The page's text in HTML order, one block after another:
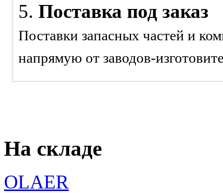
5. Поставка под заказ
Поставки запасных частей и
напрямую от заводов-
На складе
OLAER